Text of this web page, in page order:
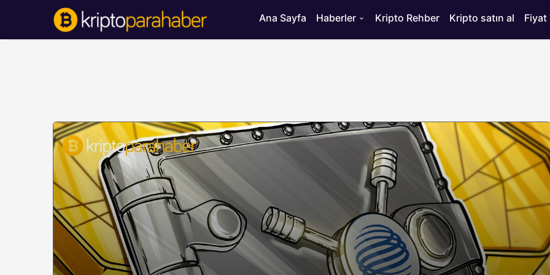
Ana Sayfa Haberler Kripto Rehber Kripto satın al Fiyat
BITCOIN HABERLERI HABERLER